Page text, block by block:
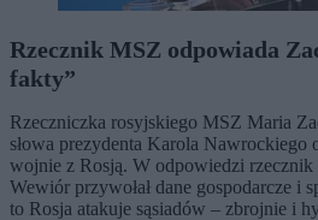
Rzecznik MSZ odpowiada
fakty”
Rzeczniczka rosyjskiego MSZ Maria
słowa prezydenta Karola
wojnie z Rosją. W odpowiedzi
Wewiór przywołał dane gospodarcze i
to Rosja atakuje sąsiadów – zbrojnie i